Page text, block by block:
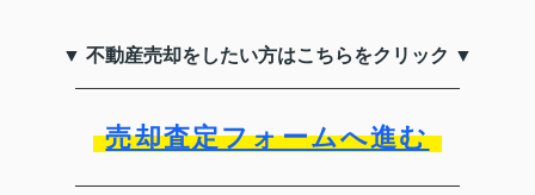
▼ 不動産売却をしたい方はこちらをクリック ▼
売却査定フォームへ進む